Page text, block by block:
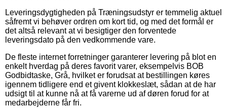
Leveringsdygtigheden på Træningsudstyr er temmelig aktuel
såfremt vi behøver ordren om kort tid, og med det formål er
det altså relevant at vi besigtiger den forventede
leveringsdato på den vedkommende vare.
De fleste internet forretninger garanterer levering på blot en
enkelt hverdag på deres favorit varer, eksempelvis BOB
Godbidtaske, Grå, hvilket er forudsat at bestillingen køres
igennem tidligere end et givent klokkeslæt, sådan at de har
udsigt til at kunne nå at få varerne ud af døren forud for at
medarbejderne får fri.